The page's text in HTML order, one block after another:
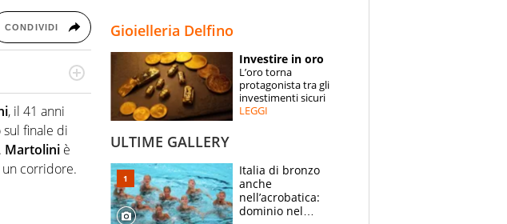
SPECIALI
ESPERTI
CONDIVIDI
evasioni
a suo agio nel
, il 41 anni
finale di
Martolini è
corridore.
Gioielleria Delfino
Investire in oro
L’oro torna
protagonista tra gli
investimenti sicuri
LEGGI
ULTIME GALLERY
Italia di bronzo
anche
nell’acrobatica:
dominio nel